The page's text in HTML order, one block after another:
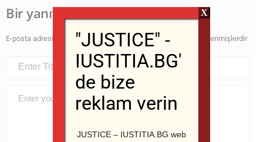
Bir yanıt yazın
E-posta adresiniz yayınlanmayacak. Gerekli alanlar ile işaretlenmişlerdir
"JUSTICE" -
IUSTITIA.BG'
de bize
reklam verin
JUSTICE – IUSTITIA.BG web
X